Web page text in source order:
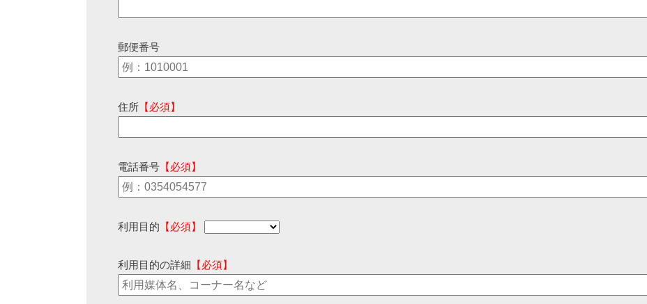
郵便番号
住所 【必須】
電話番号 【必須】
利用目的 【必須】
利用目的の詳細 【必須】